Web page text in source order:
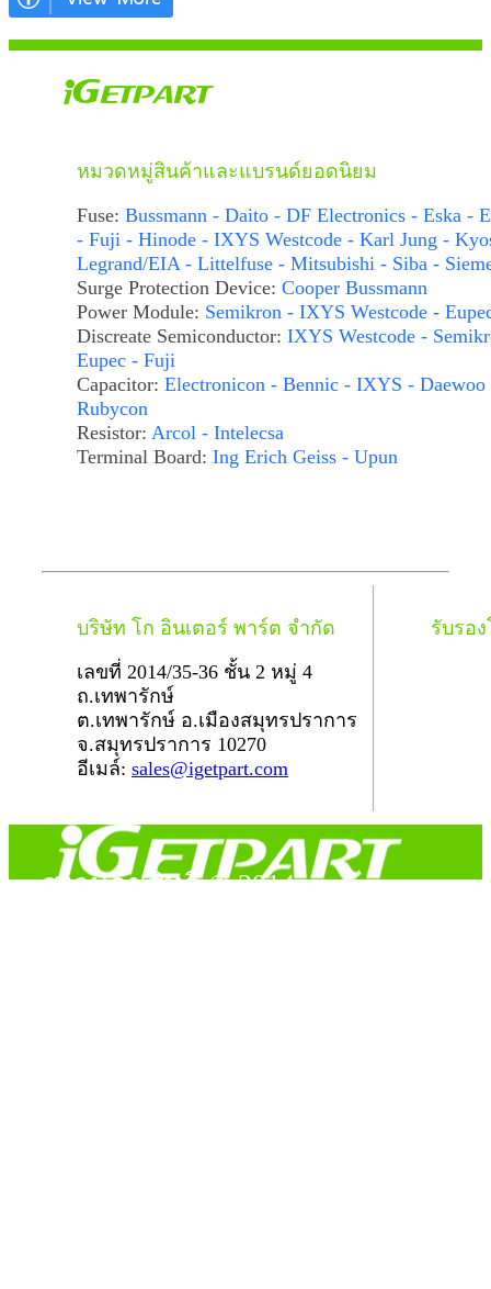
หมวดหมู่สินค้าและแบรนด์ยอดนิยม
Fuse: Bussmann - Daito - DF Electronics - Eska -
- Fuji - Hinode - IXYS Westcode - Karl Jung -
Legrand/EIA - Littelfuse - Mitsubishi - Siba -
Surge Protection Device: Cooper Bussmann
Power Module: Semikron - IXYS Westcode -
Discreate Semiconductor: IXYS Westcode -
Eupec - Fuji
Capacitor: Electronicon - Bennic - IXYS - Daewoo
Rubycon
Resistor: Arcol - Intelecsa
Terminal Board: Ing Erich Geiss - Upun
บริษัท โก อินเตอร์ พาร์ต จำกัด
เลขที่ 2014/35-36 ชั้น 2 หมู่ 4
ถ.เทพารักษ์
ต.เทพารักษ์ อ.เมืองสมุทรปราการ
จ.สมุทรปราการ 10270
อีเมล์: sales@igetpart.com
รับรอ
สงวนลิขสิทธิ์ © 2014